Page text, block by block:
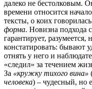
далеко не бестолковым.
времени относится
тексты, о коих
форма. Новизна подхода
гарантирует,
констатировать: бывают
отнять у него и
«следил» за течением
За «кружку тихого вина»
человека) – чудесный, но